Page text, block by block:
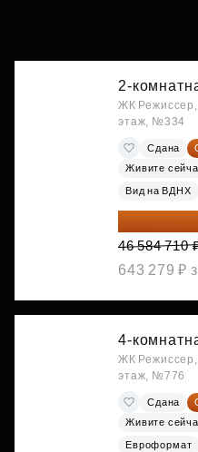
2-
ЖК Режиссер,
этаж, №334
Сдана
Живите
Вид на ВДНХ
42 392
46 584 710
643 279 ₽
4-
ЖК Режиссер,
этаж, №776
Сдана
Живите
Евроформат